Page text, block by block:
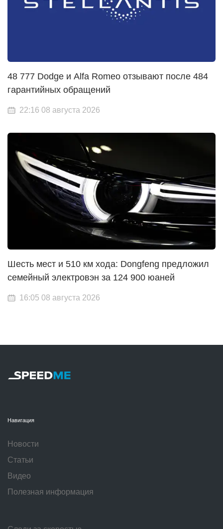
48 777 Dodge и Alfa Romeo отзывают после 484
гарантийных обращений
22:16 08 августа 2026
Шесть мест и 510 км хода: Dongfeng предложил
семейный электровэн за 124 900 юаней
16:05 08 августа 2026
Навигация
Новости
Статьи
Видео
Полезная информация